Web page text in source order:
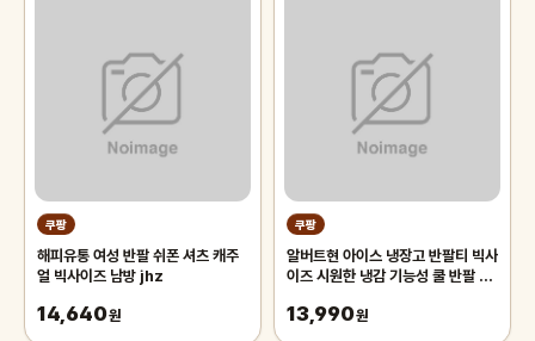
쿠팡
해피유통 여성 반팔 쉬폰 셔츠 캐주
얼 빅사이즈 남방 jhz
14,640원
쿠팡
알버트현 아이스 냉장고 반팔티 빅사
이즈 시원한 냉감 기능성 쿨 반팔 라
13,990원